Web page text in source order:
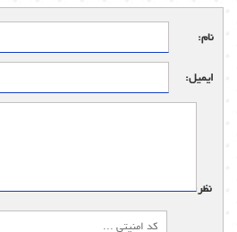
نام:
ایمیل:
نظر: